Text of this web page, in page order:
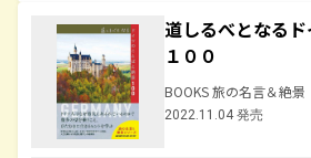
道しるべとなる
１００
BOOKS 旅の名言＆絶景
2022.11.04 発売